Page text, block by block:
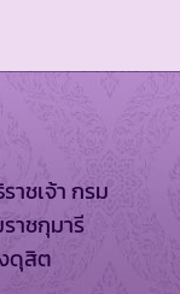
ชเจ้า กรม
าชกุมารี
ดุสิต